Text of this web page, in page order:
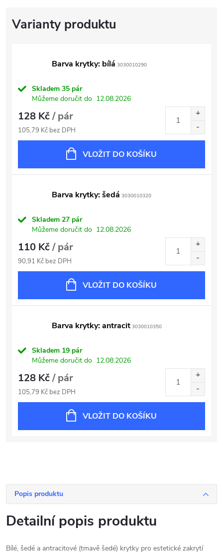
Barva krytky: bílá 3030010290
Skladem 35 pár
Můžeme doručit do 12.08.2026
128 Kč/ pár
105,79 Kč bez DPH
VLOŽIT DO KOŠÍKU
Barva krytky: šedá 3030010320
Skladem 27 pár
Můžeme doručit do 12.08.2026
110 Kč/ pár
90,91 Kč bez DPH
VLOŽIT DO KOŠÍKU
Barva krytky: antracit 3030010350
Skladem 19 pár
Můžeme doručit do 12.08.2026
128 Kč/ pár
105,79 Kč bez DPH
VLOŽIT DO KOŠÍKU
Popis produktu
Detailní popis produktu
Bílé, šedé a antracitové (tmavě šedé) krytky pro estetické zakrytí